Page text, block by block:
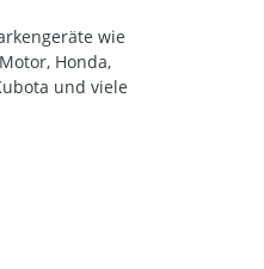
wie
Honda,
und viele